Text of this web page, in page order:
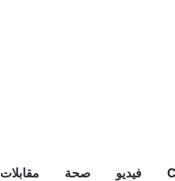
فيديو صحة مقابلات